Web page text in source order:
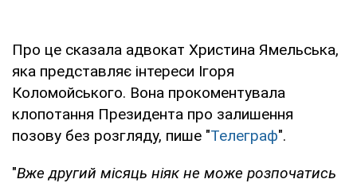
Про це сказала адвокат Христина Ямельська,
яка представляє інтереси Ігоря
Коломойського. Вона прокоментувала
клопотання Президента про залишення
позову без розгляду, пише "Телеграф".
"Вже другий місяць ніяк не може розпочатись